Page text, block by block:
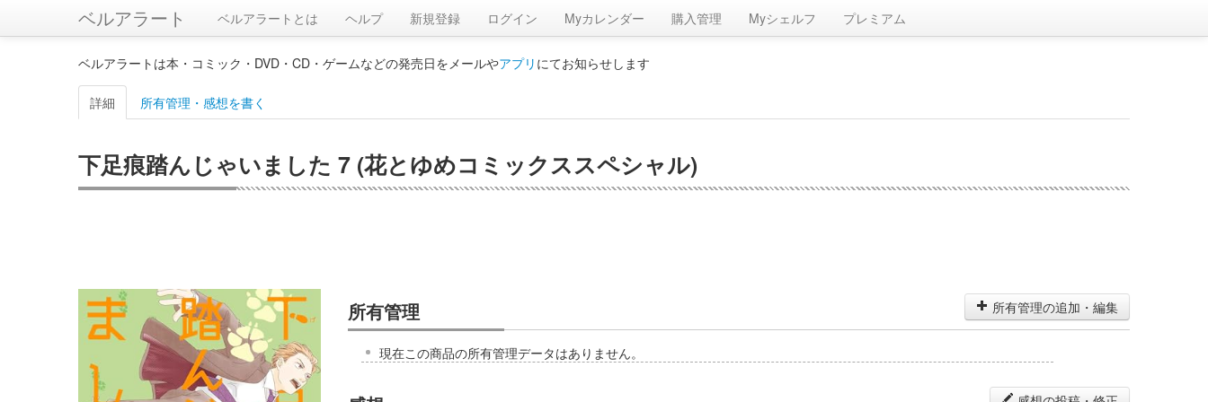
ベルアラート ベルアラートとは ヘルプ 新規登録 ログイン Myカレンダー 購入管理 Myシェルフ プレミアム
ベルアラートは本・コミック・DVD・CD・ゲームなどの発売日をメールやアプリ にてお知らせします
詳細 所有管理・感想を書く
下足痕踏んじゃいました 7 (花とゆめコミックススペシャル)
所有管理 所有管理の追加・編集
現在この商品の所有管理データはありません。